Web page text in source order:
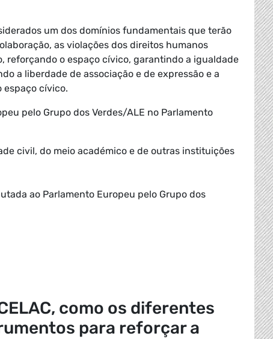
um dos domínios fundamentais que terão
as violações dos direitos humanos
reforçando o espaço cívico, garantindo a igualdade
a liberdade de associação e de expressão e a
espaço cívico.
pelo Grupo dos Verdes/ALE no Parlamento
civil, do meio académico e de outras instituições
ao Parlamento Europeu pelo Grupo dos
como os diferentes
para reforçar a